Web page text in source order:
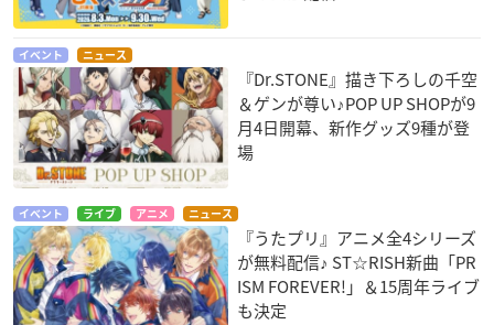
イベント ニュース
『Dr.STONE』描き下ろしの千空
＆ゲンが尊い♪POP UP SHOPが9
月4日開幕、新作グッズ9種が登
場
イベント ライブ アニメ ニュース
『うたプリ』アニメ全4シリーズ
が無料配信♪ ST☆RISH新曲「PR
ISM FOREVER!」＆15周年ライブ
も決定